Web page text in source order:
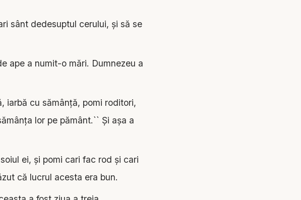
sânt dedesuptul cerului, şi să se
ape a numit-o mări. Dumnezeu a
iarbă cu sămânţă, pomi roditori,
lor pe pământ.`` Şi aşa a
ei, şi pomi cari fac rod şi cari
că lucrul acesta era bun.